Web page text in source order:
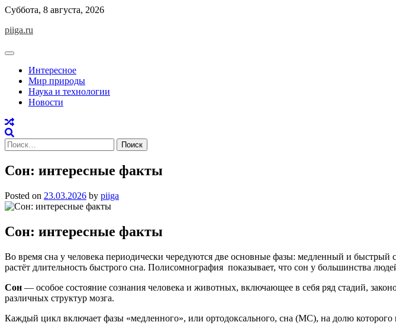
Skip
content
Суббота, 8 августа, 2026
piiga.ru
Интересное
Мир природы
Наука и технологии
Новости
Найти:
Сон: интересные факты
Posted on 23.03.2026 by piiga
Сон: интересные факты
Во время сна у человека периодически чередуются две основные фазы: медленный и
растёт длительность быстрого сна. Полисомнография показывает, что сон у большинства
Сон — особое состояние сознания человека и животных, включающее в себя ряд стадий,
различных структур мозга.
Каждый цикл включает фазы «медленного», или ортодоксального, сна (МС), на долю